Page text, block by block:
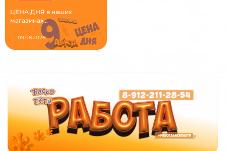
ЦЕНА ДНЯ в наших
магазинах...
09.08.2026